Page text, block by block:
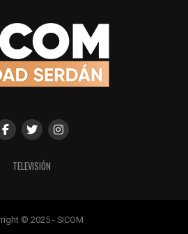
TELEVISIÓN
© 2025 - SICOM